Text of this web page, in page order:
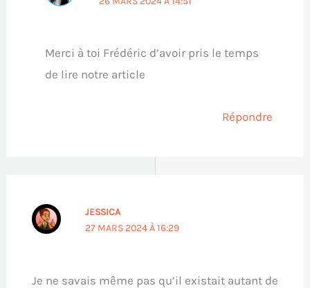
Merci à toi Frédéric d’avoir pris le temps
de lire notre article
Répondre
JESSICA
27 MARS 2024 À 16:29
Je ne savais même pas qu’il existait autant de